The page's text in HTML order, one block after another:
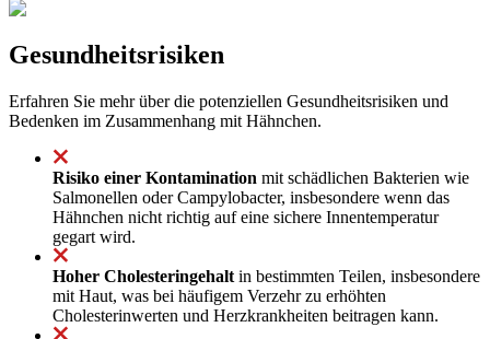
Gesundheitsrisiken
Erfahren Sie mehr über die potenziellen Gesundheitsrisiken und
Bedenken im Zusammenhang mit Hähnchen.
Risiko einer Kontamination mit schädlichen Bakterien wie
Salmonellen oder Campylobacter, insbesondere wenn das
Hähnchen nicht richtig auf eine sichere Innentemperatur
gegart wird.
Hoher Cholesteringehalt in bestimmten Teilen, insbesondere
mit Haut, was bei häufigem Verzehr zu erhöhten
Cholesterinwerten und Herzkrankheiten beitragen kann.